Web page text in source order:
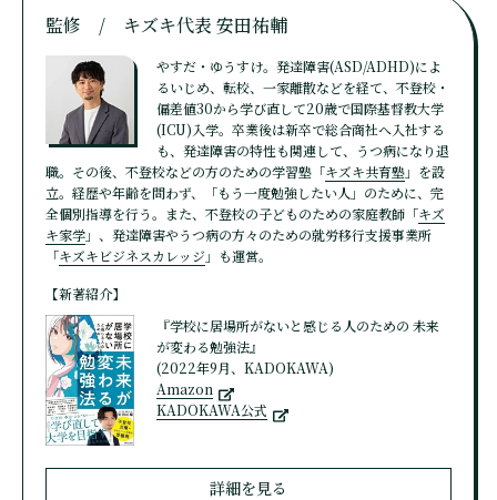
監修 / キズキ代表 安田祐輔
やすだ・ゆうすけ。発達障害(ASD/ADHD)によ
るいじめ、転校、一家離散などを経て、不登校・
偏差値30から学び直して20歳で国際基督教大学
(ICU)入学。卒業後は新卒で総合商社へ入社する
も、発達障害の特性も関連して、うつ病になり退
職。その後、不登校などの方のための学習塾「キズキ共育塾」を設
立。経歴や年齢を問わず、「もう一度勉強したい人」のために、完
全個別指導を行う。また、不登校の子どものための家庭教師「キズ
キ家学」、発達障害やうつ病の方々のための就労移行支援事業所
「キズキビジネスカレッジ 」も運営。
【新著紹介】
『学校に居場所がないと感じる人のための 未来
が変わる勉強法』
(2022年9月、KADOKAWA)
Amazon
KADOKAWA公式
詳細を見る